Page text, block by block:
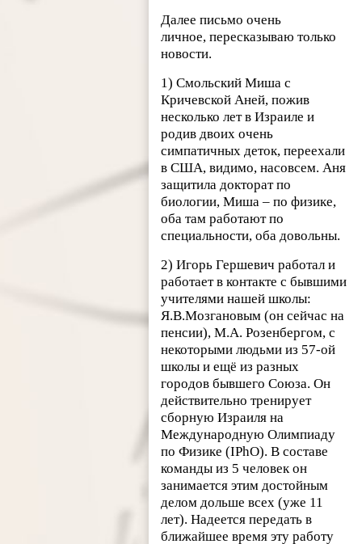
Далее письмо очень
личное, пересказываю только
новости.
1) Смольский Миша с
Кричевской Аней, пожив
несколько лет в Израиле и
родив двоих очень
симпатичных деток, переехали
в США, видимо, насовсем. Аня
защитила докторат по
биологии, Миша – по физике,
оба там работают по
специальности, оба довольны.
2) Игорь Гершевич работал и
работает в контакте с бывшими
учителями нашей школы:
Я.В.Мозгановым (он сейчас на
пенсии), М.А. Розенбергом, с
некоторыми людьми из 57-ой
школы и ещё из разных
городов бывшего Союза. Он
действительно тренирует
сборную Израиля на
Международную Олимпиаду
по Физике (IPhO). В составе
команды из 5 человек он
занимается этим достойным
делом дольше всех (уже 11
лет). Надеется передать в
ближайшее время эту работу